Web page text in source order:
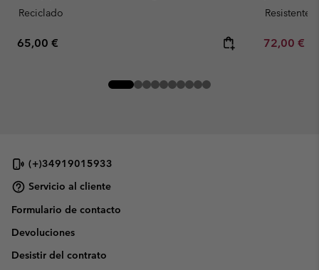
Reciclado
Regular price:
65,00 €
Resistente
Minimum
72,00 €
(+)34919015933
Servicio al cliente
Formulario de contacto
Devoluciones
Desistir del contrato